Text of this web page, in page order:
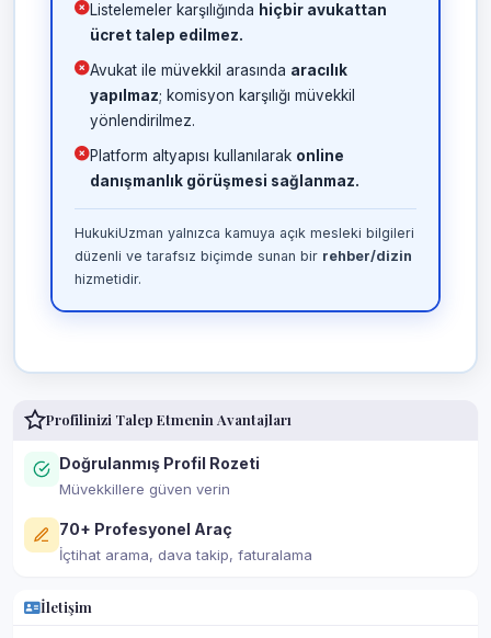
Listelemeler karşılığında hiçbir avukattan
ücret talep edilmez.
Avukat ile müvekkil arasında aracılık
yapılmaz; komisyon karşılığı müvekkil
yönlendirilmez.
Platform altyapısı kullanılarak online
danışmanlık görüşmesi sağlanmaz.
HukukiUzman yalnızca kamuya açık mesleki bilgileri
düzenli ve tarafsız biçimde sunan bir rehber/dizin
hizmetidir.
Profilinizi Talep Etmenin Avantajları
Doğrulanmış Profil Rozeti
Müvekkillere güven verin
70+ Profesyonel Araç
İçtihat arama, dava takip, faturalama
İletişim